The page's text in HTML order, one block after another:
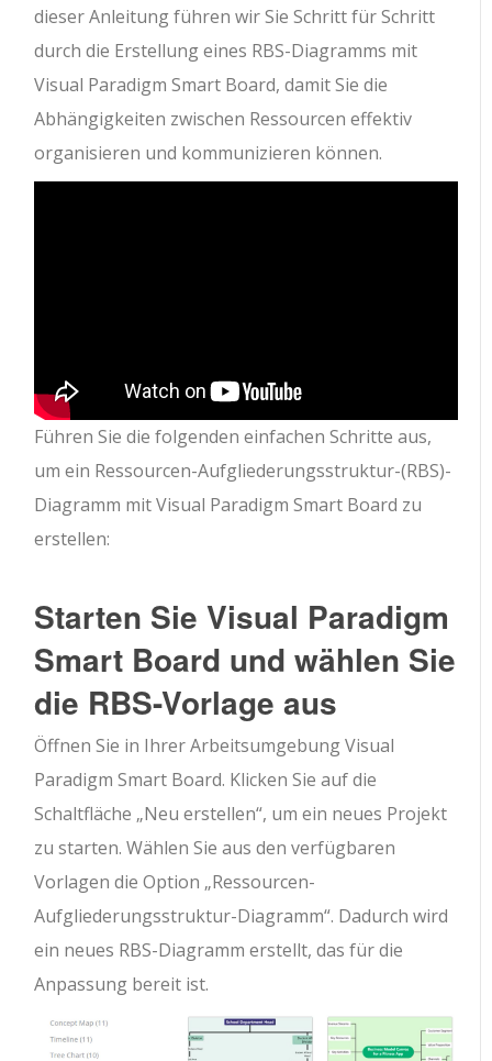
dieser Anleitung führen wir Sie Schritt für Schritt
durch die Erstellung eines RBS-Diagramms mit
Visual Paradigm Smart Board, damit Sie die
Abhängigkeiten zwischen Ressourcen effektiv
organisieren und kommunizieren können.
Führen Sie die folgenden einfachen Schritte aus,
um ein Ressourcen-Aufgliederungsstruktur-(RBS)-
Diagramm mit Visual Paradigm Smart Board zu
erstellen:
Starten Sie Visual Paradigm
Smart Board und wählen Sie
die RBS-Vorlage aus
Öffnen Sie in Ihrer Arbeitsumgebung Visual
Paradigm Smart Board. Klicken Sie auf die
Schaltfläche „Neu erstellen“, um ein neues Projekt
zu starten. Wählen Sie aus den verfügbaren
Vorlagen die Option „Ressourcen-
Aufgliederungsstruktur-Diagramm“. Dadurch wird
ein neues RBS-Diagramm erstellt, das für die
Anpassung bereit ist.